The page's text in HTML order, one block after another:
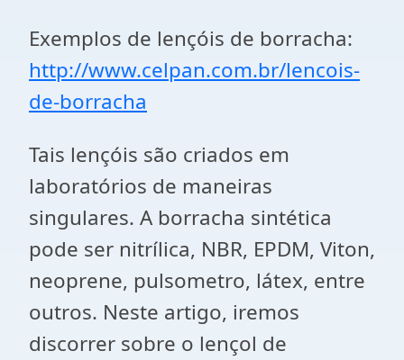
Exemplos de lençóis de borracha:
http://www.celpan.com.br/lencois-
de-borracha
Tais lençóis são criados em
laboratórios de maneiras
singulares. A borracha sintética
pode ser nitrílica, NBR, EPDM, Viton,
neoprene, pulsometro, látex, entre
outros. Neste artigo, iremos
discorrer sobre o lençol de